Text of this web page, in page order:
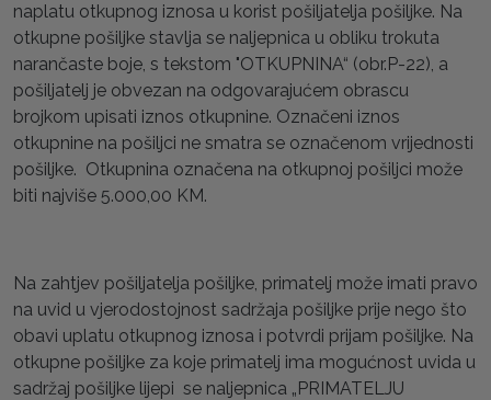
naplatu otkupnog iznosa u korist pošiljatelja pošiljke. Na
otkupne pošiljke stavlja se naljepnica u obliku trokuta
narančaste boje, s tekstom "OTKUPNINA“ (obr.P-22), a
pošiljatelj je obvezan na odgovarajućem obrascu
brojkom upisati iznos otkupnine. Označeni iznos
otkupnine na pošiljci ne smatra se označenom vrijednosti
pošiljke. Otkupnina označena na otkupnoj pošiljci može
biti najviše 5.000,00 KM.
Na zahtjev pošiljatelja pošiljke, primatelj može imati pravo
na uvid u vjerodostojnost sadržaja pošiljke prije nego što
obavi uplatu otkupnog iznosa i potvrdi prijam pošiljke. Na
otkupne pošiljke za koje primatelj ima mogućnost uvida u
sadržaj pošiljke lijepi se naljepnica „PRIMATELJU